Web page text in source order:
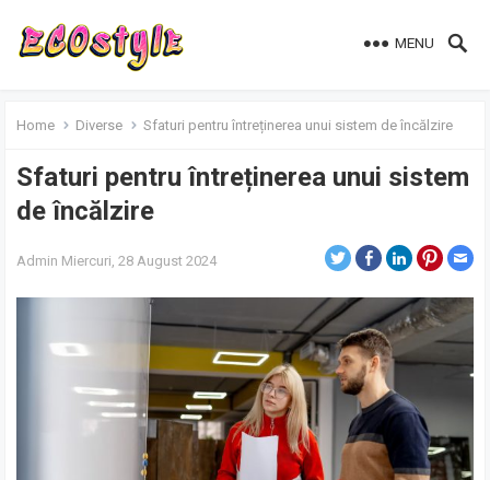
MENU
Home Diverse Sfaturi pentru întreținerea unui sistem de încălzire
Sfaturi pentru întreținerea unui sistem
de încălzire
Admin Miercuri, 28 August 2024